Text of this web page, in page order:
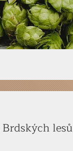
lesů